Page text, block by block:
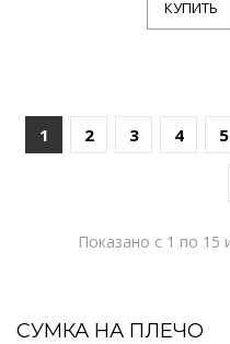
КУПИТЬ
1 2 3 4 5
Показано с 1 по 15
СУМКА НА ПЛЕЧО